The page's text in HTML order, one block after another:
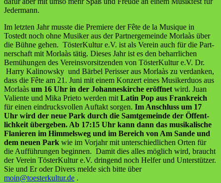
Jedermann.
Im letz­ten Jahr muss­te die Pre­mie­re der Fête de la Musi­que in
Tostedt noch ohne Musi­ker aus der Part­ner­ge­mein­de Mor­laàs über
die Büh­ne gehen. Tös­ter­Kul­tur e.V. ist als Ver­ein auch für die Part­
ner­schaft mit Mor­laàs tätig. Die­ses Jahr ist es den beharr­li­chen
Bemü­hun­gen des Ver­eins­vor­sit­zen­den von Tös­ter­Kul­tur e.V. Dr.
Har­ry Kali­now­sky und Bär­bel Peri­sser aus Mor­laàs zu ver­dan­ken,
dass die Fête am 21. Juni mit einem Kon­zert eines Musi­ker­du­os aus
Mor­laàs um 16 Uhr in der Johan­nes­kir­che eröff­netwird. Juan
Vali­en­te und Mika Prie­to wer­den mitLatin Pop aus Frank­reich
für einen ein­drucks­vol­len Auf­takt sor­gen. Im Anschluss um 17
Uhr wird der neue Park durch die Samt­ge­mein­de der Öffent­
lich­keit über­ge­ben. Ab 17:15 Uhr kann dann das musi­ka­li­sche
Fla­nie­ren im Him­mels­weg und im Bereich von Am San­de und
dem neu­en Park wie im Vor­jahr mit unter­schied­li­chen Orten für
die Auf­füh­run­gen begin­nen. Damit dies alles mög­lich wird, braucht
der Ver­ein Tös­ter­Kul­tur e.V. drin­gend noch Hel­fer und Unter­stüt­zer.
Sie und Er oder Divers mel­de sich bit­te über
moin@toesterkultur.de .